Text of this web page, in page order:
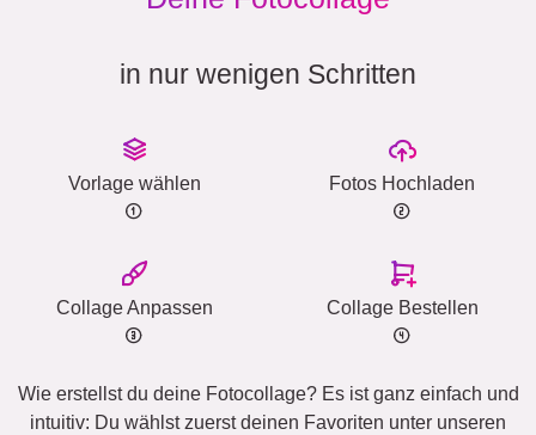
in nur wenigen Schritten
Vorlage wählen Fotos Hochladen
Collage Anpassen Collage Bestellen
Wie erstellst du deine Fotocollage? Es ist ganz einfach und
intuitiv: Du wählst zuerst deinen Favoriten unter unseren